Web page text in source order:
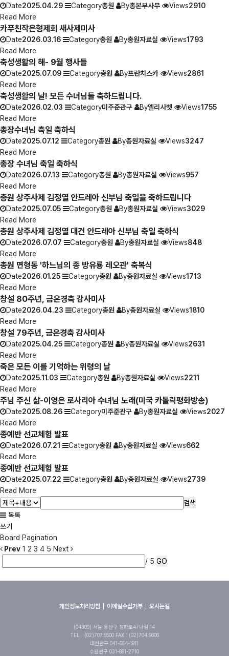
Date2025.04.29 Category총원 By총본부사무 Views2910
Read More
카푸친작은형제회 새사제미사
Date2026.03.16 Category총원 By총원자료실 Views1793
Read More
축성생활의 해- 9월 행사들
Date2025.07.09 Category총원 By프란치스카 Views2861
Read More
축성생활의 날! 모든 수녀님들 축하드립니다.
Date2026.02.03 Category미주준관구 By엘리사벳 Views1755
Read More
총장수녀님 축일 축하식
Date2025.07.12 Category총원 By총원자료실 Views3247
Read More
총장 수녀님 축일 축하식
Date2026.07.13 Category총원 By총원자료실 Views957
Read More
총원 상주사제 김정열 안드레아 신부님 축일을 축하드립니다
Date2025.07.05 Category총원 By총원자료실 Views3029
Read More
총원 상주사제 김정열 대건 안드레아 신부님 축일 축하식
Date2026.07.07 Category총원 By총원자료실 Views848
Read More
총원 면형동 '하느님의 종 방유룡 레오관' 축복식
Date2026.01.25 Category총원 By총원자료실 Views1713
Read More
창설 80주년, 금은경축 감사미사
Date2026.04.23 Category총원 By총원자료실 Views1810
Read More
창설 79주년, 금은경축 감사미사
Date2025.04.25 Category총원 By총원자료실 Views2631
Read More
죽은 모든 이를 기억하는 위령의 날
Date2025.11.03 Category총원 By총원자료실 Views2211
Read More
주님 주신 삶-이영은 로사리아 수녀님 노래(미국 카톨릭평화방송)
Date2025.08.26 Category미주준관구 By총원자료실 Views2027
Read More
종예반 선교체험 발표
Date2026.07.21 Category총원 By총원자료실 Views662
Read More
종예반 선교체험 발표
Date2025.07.22 Category총원 By총원자료실 Views2739
Read More
검색
목록
쓰기
Board Pagination
Prev 1 2 3 4 5 Next
/ 5 GO
개인정보처리방침 이메일수집거부 오시는길
(04309) 서울 용산구 청파로47나길 14
TEL : (02)707.5500 FAX : (02)704.9606
대전관구 041-554-1911
수원관구 031-881-2710